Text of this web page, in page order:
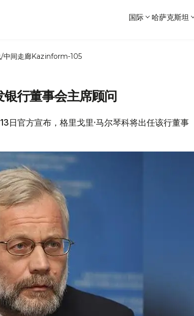
国际 哈萨克斯坦
中间走廊Kazinform-105
银行董事会主席顾问
官方宣布，格里戈里·马尔琴科将出任该行董事